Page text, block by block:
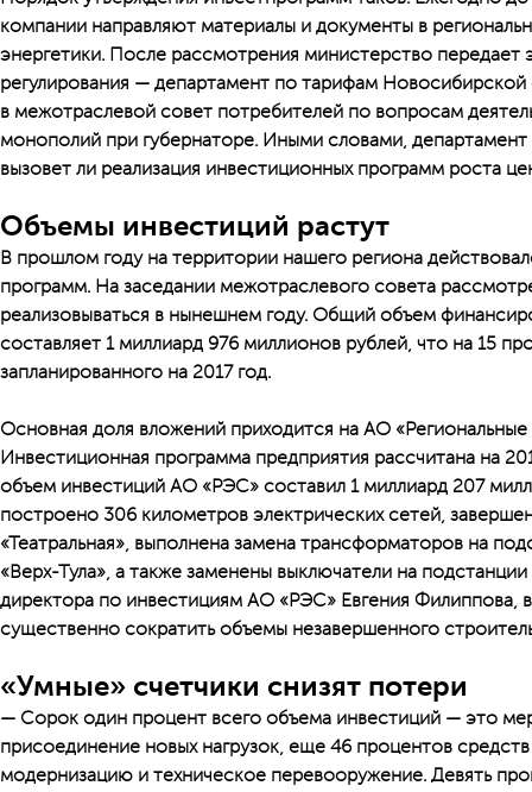
компании направляют материалы и документы в
энергетики. После рассмотрения министерство передает
регулирования — департамент по тарифам
в межотраслевой совет потребителей по вопросам
монополий при губернаторе. Иными словами,
вызовет ли реализация инвестиционных программ роста
Объемы инвестиций растут
В прошлом году на территории нашего региона
программ. На заседании межотраслевого совета
реализовываться в нынешнем году. Общий объем
составляет 1 миллиард 976 миллионов рублей, что на 15
запланированного на 2017 год.
Основная доля вложений приходится на АО «Региональные
Инвестиционная программа предприятия рассчитана на
объем инвестиций АО «РЭС» составил 1 миллиард 207
построено 306 километров электрических сетей,
«Театральная», выполнена замена трансформаторов на
«Верх-Тула», а также заменены выключатели на
директора по инвестициям АО «РЭС» Евгения Филиппова,
существенно сократить объемы незавершенного
«Умные» счетчики снизят потери
— Сорок один процент всего объема инвестиций — это
присоединение новых нагрузок, еще 46 процентов
модернизацию и техническое перевооружение. Девять